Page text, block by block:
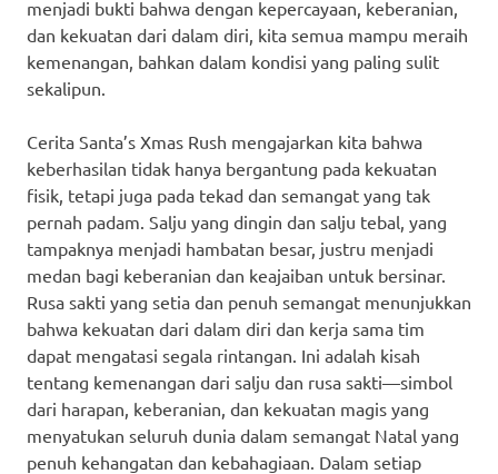
menjadi bukti bahwa dengan kepercayaan, keberanian,
dan kekuatan dari dalam diri, kita semua mampu meraih
kemenangan, bahkan dalam kondisi yang paling sulit
sekalipun.
Cerita Santa’s Xmas Rush mengajarkan kita bahwa
keberhasilan tidak hanya bergantung pada kekuatan
fisik, tetapi juga pada tekad dan semangat yang tak
pernah padam. Salju yang dingin dan salju tebal, yang
tampaknya menjadi hambatan besar, justru menjadi
medan bagi keberanian dan keajaiban untuk bersinar.
Rusa sakti yang setia dan penuh semangat menunjukkan
bahwa kekuatan dari dalam diri dan kerja sama tim
dapat mengatasi segala rintangan. Ini adalah kisah
tentang kemenangan dari salju dan rusa sakti—simbol
dari harapan, keberanian, dan kekuatan magis yang
menyatukan seluruh dunia dalam semangat Natal yang
penuh kehangatan dan kebahagiaan. Dalam setiap